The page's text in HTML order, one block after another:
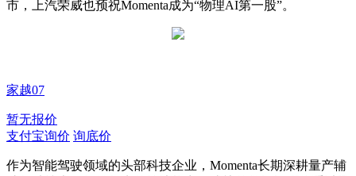
市，上汽荣威也预祝Momenta成为“物理AI第一股”。
家越07
暂无报价
支付宝询价 询底价
作为智能驾驶领域的头部科技企业，Momenta长期深耕量产辅